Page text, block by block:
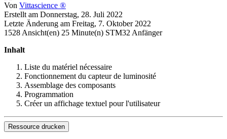
Von Vittascience ®
Erstellt am Donnerstag, 28. Juli 2022
Letzte Änderung am Freitag, 7. Oktober 2022
1528 Ansicht(en) 25 Minute(n) STM32 Anfänger
Inhalt
Liste du matériel nécessaire
Fonctionnement du capteur de luminosité
Assemblage des composants
Programmation
Créer un affichage textuel pour l'utilisateur
Ressource drucken